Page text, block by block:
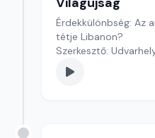
Érdekkülönbség: Az
tétje Libanon?
Szerkesztő: